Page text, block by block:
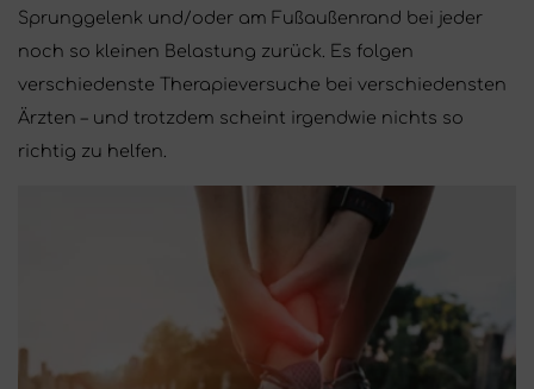
Sprunggelenk und/oder am Fußaußenrand bei jeder
noch so kleinen Belastung zurück. Es folgen
verschiedenste Therapieversuche bei verschiedensten
Ärzten – und trotzdem scheint irgendwie nichts so
richtig zu helfen.